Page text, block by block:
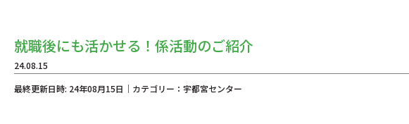
就職後にも活かせる！係活動のご紹介
24.08.15
最終更新日時: 24年08月15日｜カテゴリー：宇都宮センター